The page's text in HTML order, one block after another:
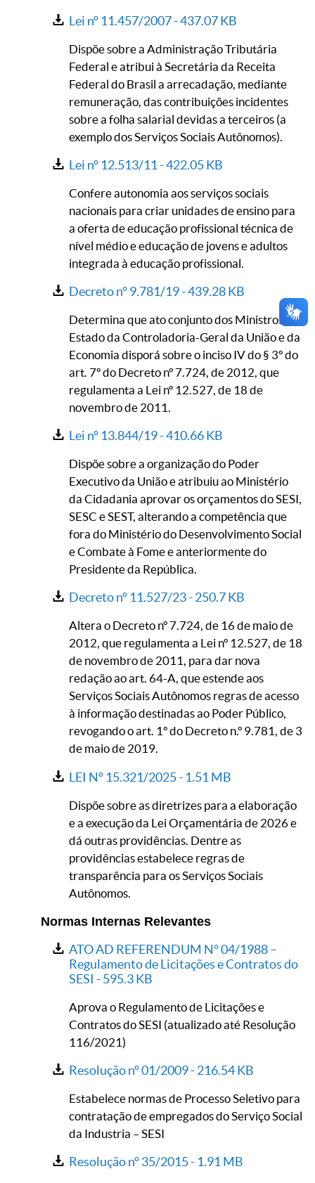
Lei nº 11.457/2007 -437.07 KB
Dispõe sobre a Administração Tributária
Federal e atribui à Secretária da Receita
Federal do Brasil a arrecadação, mediante
remuneração, das contribuições incidentes
sobre a folha salarial devidas a terceiros (a
exemplo dos Serviços Sociais Autônomos).
Lei nº 12.513/11 -422.05 KB
Confere autonomia aos serviços sociais
nacionais para criar unidades de ensino para
a oferta de educação profissional técnica de
nível médio e educação de jovens e adultos
integrada à educação profissional.
Decreto n° 9.781/19 -439.28 KB
Determina que ato conjunto dos Ministros de
Estado da Controladoria-Geral da União e da
Economia disporá sobre o inciso IV do § 3º do
art. 7º do Decreto nº 7.724, de 2012, que
regulamenta a Lei nº 12.527, de 18 de
novembro de 2011.
Lei nº 13.844/19 -410.66 KB
Dispõe sobre a organização do Poder
Executivo da União e atribuiu ao Ministério
da Cidadania aprovar os orçamentos do SESI,
SESC e SEST, alterando a competência que
fora do Ministério do Desenvolvimento Social
e Combate à Fome e anteriormente do
Presidente da República.
Decreto nº 11.527/23 -250.7 KB
Altera o Decreto nº 7.724, de 16 de maio de
2012, que regulamenta a Lei nº 12.527, de 18
de novembro de 2011, para dar nova
redação ao art. 64-A, que estende aos
Serviços Sociais Autônomos regras de acesso
à informação destinadas ao Poder Público,
revogando o art. 1º do Decreto n.º 9.781, de 3
de maio de 2019.
LEI Nº 15.321/2025 - 1.51 MB
Dispõe sobre as diretrizes para a elaboração
e a execução da Lei Orçamentária de 2026 e
dá outras providências. Dentre as
providências estabelece regras de
transparência para os Serviços Sociais
Autônomos.
Normas Internas Relevantes
ATO AD REFERENDUM N° 04/1988 –
Regulamento de Licitações e Contratos do
SESI -595.3 KB
Aprova o Regulamento de Licitações e
Contratos do SESI (atualizado até Resolução
116/2021)
Resolução nº 01/2009 -216.54 KB
Estabelece normas de Processo Seletivo para
contratação de empregados do Serviço Social
da Industria – SESI
Resolução nº 35/2015 - 1.91 MB